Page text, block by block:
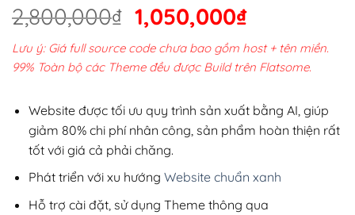
2,800,000₫ Giá
gốc
là:
2,800,000₫.
1,050,000₫Giá
hiện
tại
Lưu ý: Giá full source code chưa bao gồm host + tên miền.
99% Toàn bộ các Theme đều được Build trên Flatsome.
Website được tối ưu quy trình sản xuất bằng AI, giúp
giảm 80% chi phí nhân công, sản phẩm hoàn thiện rất
tốt với giá cả phải chăng.
Phát triển với xu hướng Website chuẩn xanh
Hỗ trợ cài đặt, sử dụng Theme thông qua